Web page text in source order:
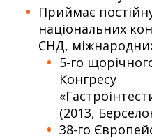
Приймає
національних
СНД,
5-го
Конгресу
(2013,
38-го